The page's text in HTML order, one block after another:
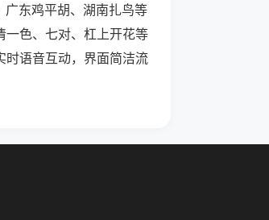
东鸡平胡、湖南扎鸟等
一色、七对、杠上开花等
时语音互动，界面简洁流